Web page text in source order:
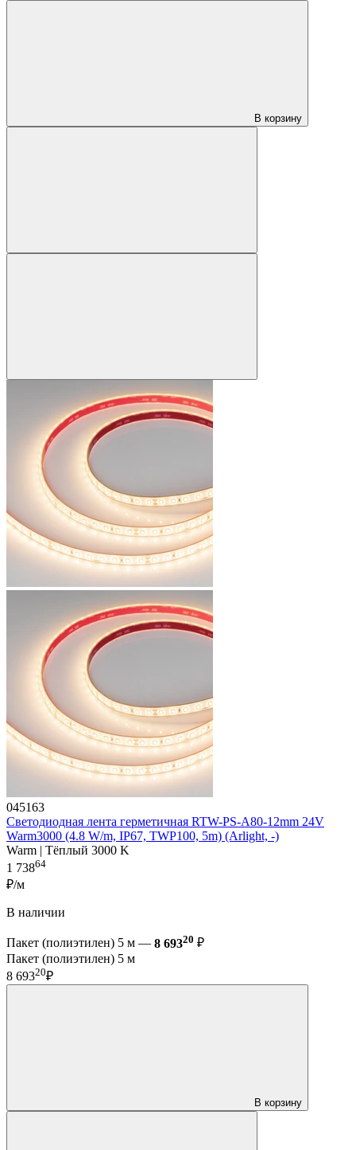
В корзину
045163
Светодиодная лента герметичная RTW-PS-A80-12mm 24V
Warm3000 (4.8 W/m, IP67, TWP100, 5m) (Arlight, -)
Warm | Тёплый 3000 K
1 73864
₽/м
В наличии
Пакет (полиэтилен) 5 м — 8 69320 ₽
Пакет (полиэтилен) 5 м
8 69320₽
В корзину